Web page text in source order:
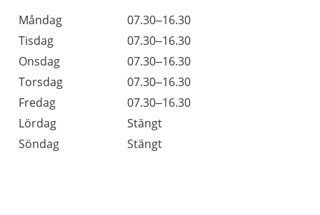
Dag
Öppettider
Kommentarer
Måndag
07.30–16.30
Tisdag
07.30–16.30
Onsdag
07.30–16.30
Torsdag
07.30–16.30
Fredag
07.30–16.30
Lördag
Stängt
Söndag
Stängt